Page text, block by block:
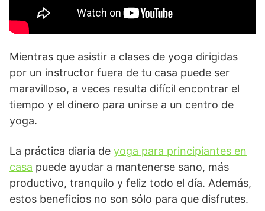
Mientras que asistir a clases de yoga dirigidas
por un instructor fuera de tu casa puede ser
maravilloso, a veces resulta difícil encontrar el
tiempo y el dinero para unirse a un centro de
yoga.
La práctica diaria de yoga para principiantes en
casa puede ayudar a mantenerse sano, más
productivo, tranquilo y feliz todo el día. Además,
estos beneficios no son sólo para que disfrutes.